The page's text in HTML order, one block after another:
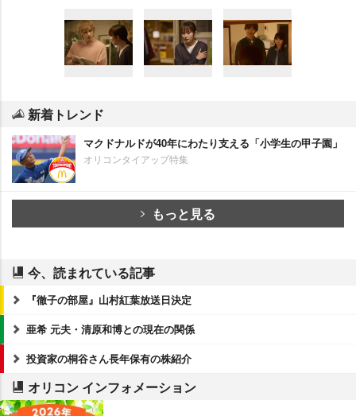
新着トレンド
マクドナルドが40年にわたり支える「小学生の甲子園」
オリコンタイアップ特集
もっと見る
今、読まれている記事
『徹子の部屋』山村紅葉放送日決定
亜希 元夫・清原和博との現在の関係
投資家の桐谷さん長年保有の株紹介
オリコン インフォメーション